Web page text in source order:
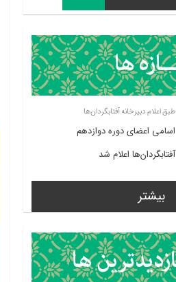
طبق اعلام دبیرخانه آفتابگردان‌ها
اسامی اعضای دوره دوازدهم
آفتابگردان‌ها اعلام شد
بیشتر